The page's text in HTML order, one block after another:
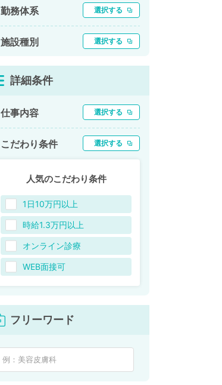
勤務体系 選択する
施設種別 選択する
詳細条件
仕事内容 選択する
こだわり条件 選択する
人気のこだわり条件
1日10万円以上
時給1.3万円以上
オンライン診療
WEB面接可
フリーワード